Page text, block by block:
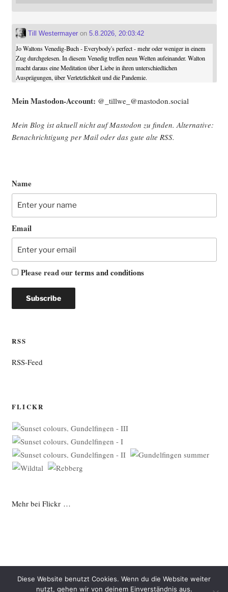
Till Westermayeron 5.8.2026, 20:03:42
Jo Waltons Venedig-Buch - Everybody's perfect - mehr oder weniger in einem
Zug durchgelesen. In diesem Venedig treffen neun Welten aufeinander. Walton
macht daraus eine Meditation über Liebe in ihren unterschiedlichen
Ausprägungen, über Verletzlichkeit und die Pandemie.
Mein Mast­o­don-Account: @_tillwe_@mastodon.social
Mein Blog ist aktu­ell nicht auf Mast­o­don zu fin­den. Alter­na­ti­ve:
Benach­rich­ti­gung per Mail oder das gute alte RSS.
Name
Email
Please read ourterms and conditions
RSS
RSS-Feed
FLICKR
Mehr bei Flickr …
Diese Website benutzt Cookies. Wenn du die Website weiter
nutzt, gehen wir von deinem Einverständnis aus.